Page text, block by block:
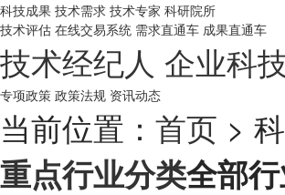
科技成果 技术需求 技术专家 科研院所
技术评估 在线交易系统 需求直通车 成果直通车
技术经纪人 企业科
专项政策 政策法规 资讯动态
当前位置： 首页 >
重点行业分类全部